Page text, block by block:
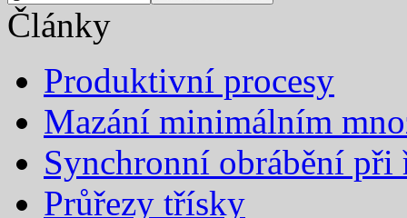
Články
Produktivní procesy
Mazání minimálním
Synchronní obrábění při
Průřezy třísky